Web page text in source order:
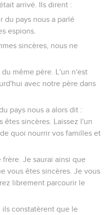
arrivé. Ils dirent :
du pays nous a parlé
espions.
sincères, nous ne
même père. L'un n'est
avec notre père dans
pays nous a alors dit :
êtes sincères. Laissez l'un
quoi nourrir vos familles et
Je saurai ainsi que
vous êtes sincères. Je vous
librement parcourir le
ils constatèrent que le